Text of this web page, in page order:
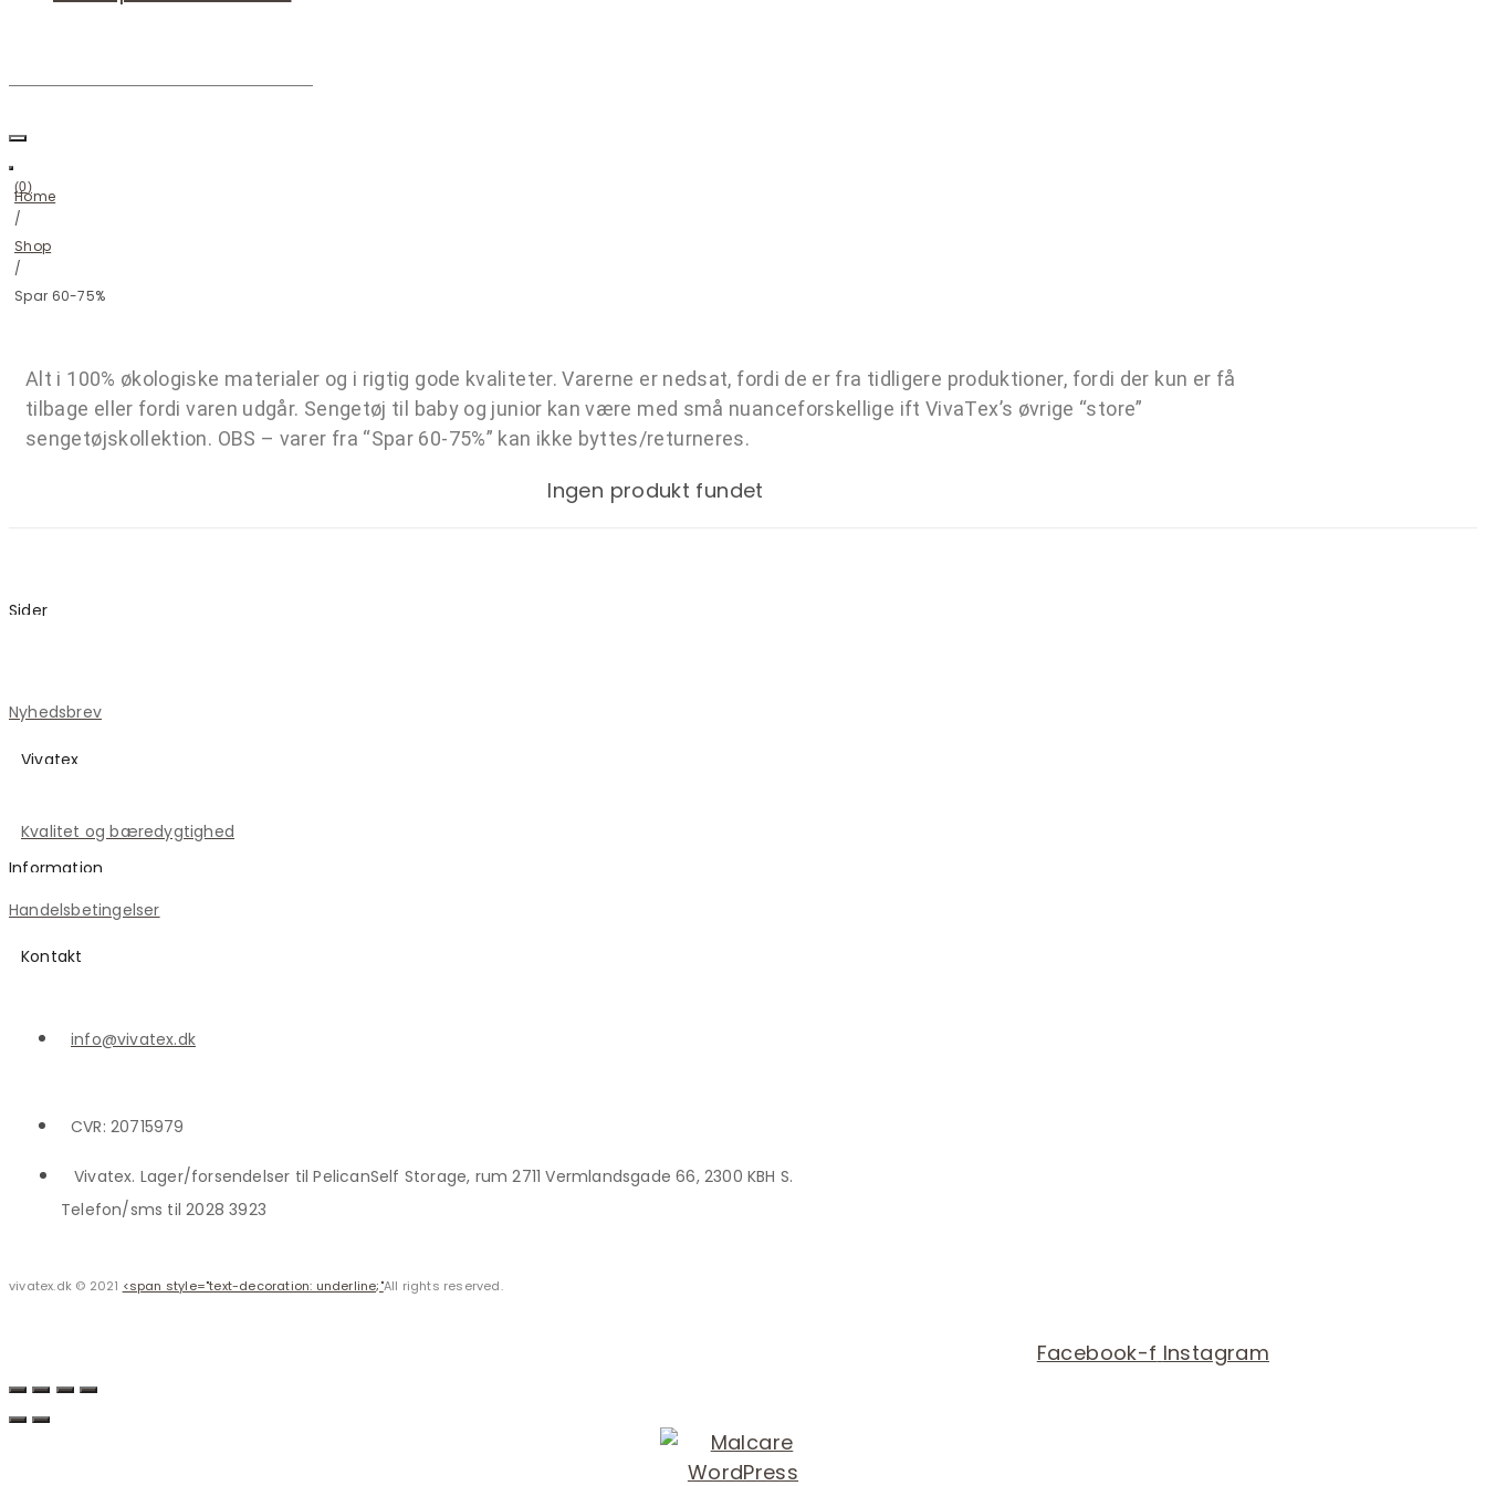
looking
(0)
Home
/
Shop
/
Spar 60-75%
Alt i 100% økologiske materialer og i rigtig gode kvaliteter. Varerne er nedsat, fordi de er fra tidligere produktioner, fordi der kun er få
tilbage eller fordi varen udgår. Sengetøj til baby og junior kan være med små nuanceforskellige ift VivaTex’s øvrige “store”
sengetøjskollektion. OBS – varer fra “Spar 60-75%” kan ikke byttes/returneres.
Ingen produkt fundet
Sider
Nyhedsbrev
Vivatex
Kvalitet og bæredygtighed
Information
Handelsbetingelser
Kontakt
info@vivatex.dk
CVR: 20715979
Vivatex. Lager/forsendelser til PelicanSelf Storage, rum 2711 Vermlandsgade 66, 2300 KBH S.
Telefon/sms til 2028 3923
vivatex.dk © 2021 <span style="text-decoration: underline;"All rights reserved.
Facebook-f Instagram